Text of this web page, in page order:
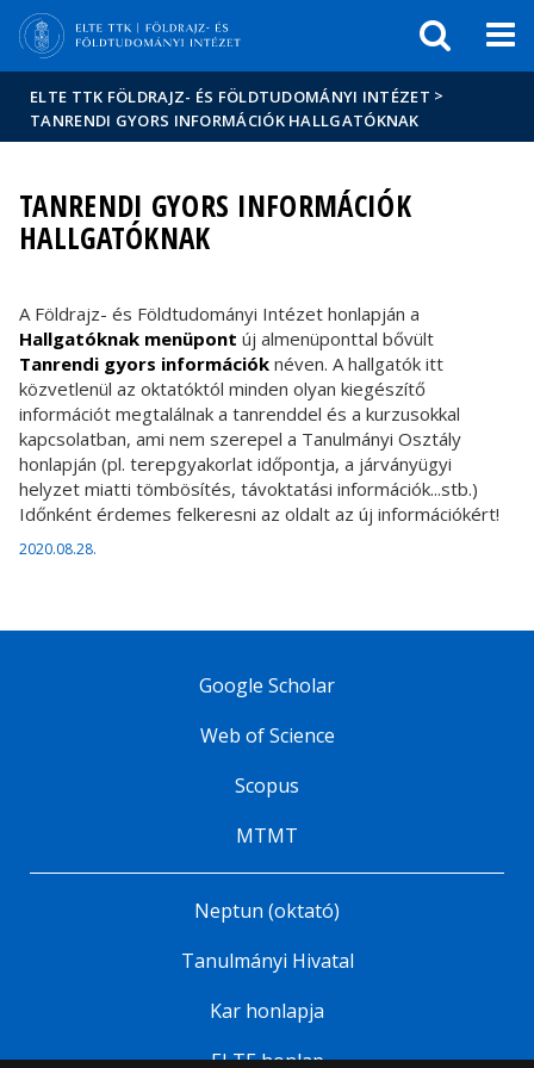
Hírek
Események
ELTE a
sajtóban
ELTE TTK FÖLDRAJZ- ÉS FÖLDTUDOMÁNYI INTÉZET >
TANRENDI GYORS INFORMÁCIÓK HALLGATÓKNAK
TANRENDI GYORS INFORMÁCIÓK
HALLGATÓKNAK
A Földrajz- és Földtudományi Intézet honlapján a
Hallgatóknak menüpont új almenüponttal bővült
Tanrendi gyors információk néven. A hallgatók itt
közvetlenül az oktatóktól minden olyan kiegészítő
információt megtalálnak a tanrenddel és a kurzusokkal
kapcsolatban, ami nem szerepel a Tanulmányi Osztály
honlapján (pl. terepgyakorlat időpontja, a járványügyi
helyzet miatti tömbösítés, távoktatási információk...stb.)
Időnként érdemes felkeresni az oldalt az új információkért!
2020.08.28.
Google Scholar
Web of Science
Scopus
MTMT
Neptun (oktató)
Tanulmányi Hivatal
Kar honlapja
ELTE honlap